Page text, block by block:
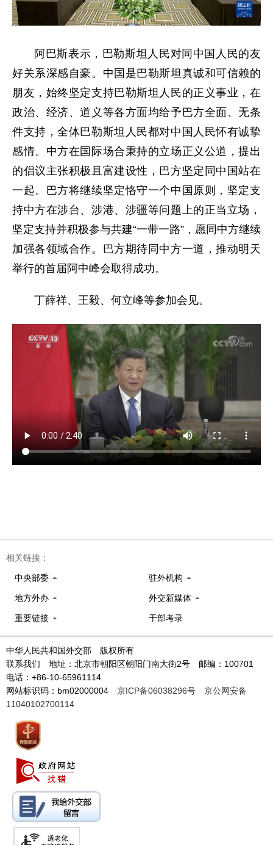
阿巴斯表示，巴勒斯坦人民对同中国人民的友
好关系深感自豪。中国是巴勒斯坦真诚和可信赖的
朋友，始终坚定支持巴勒斯坦人民的正义事业，在
政治、经济、道义等各方面均给予巴方全面、无条
件支持，全体巴勒斯坦人民都对中国人民怀有诚挚
感情。中方在国际场合秉持的立场正义公道，提出
的倡议主张积极且富建设性，巴方坚定同中国站在
一起。巴方将继续坚定恪守一个中国原则，坚定支
持中方在涉台、涉港、涉疆等问题上的正当立场，
坚定支持并积极参与共建“一带一路”，愿同中方继续
加强各领域合作。巴方期待同中方一道，推动明天
举行的首届阿中峰会取得成功。
丁薛祥、王毅、何立峰等参加会见。
相关链接：
中央部委 驻外机构
地方外办 外交新媒体
重要链接 干部考录
中华人民共和国外交部 版权所有
联系我们 地址：北京市朝阳区朝阳门南大街2号 邮编：100701
电话：+86-10-65961114
网站标识码：bm02000004 京ICP备06038296号
京公网安备
11040102700114